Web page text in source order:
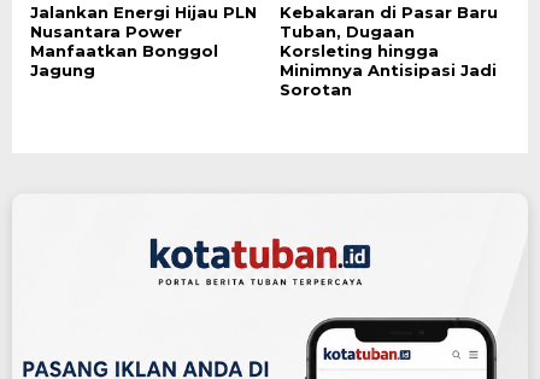
Jalankan Energi Hijau PLN
Nusantara Power
Manfaatkan Bonggol
Jagung
Kebakaran di Pasar Baru
Tuban, Dugaan
Korsleting hingga
Minimnya Antisipasi Jadi
Sorotan